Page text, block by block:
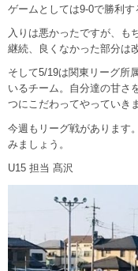
ゲームとしては9-0で勝利す
入りは悪かったですが、も
継続、良くなかった部分は
そして5/19は関東リーグ所
いるチーム。自分達の甘さ
つにこだわってやっていき
今週もリーグ戦があります
みましょう。
U15 担当 髙沢